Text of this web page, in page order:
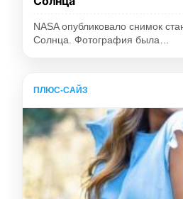
NASA опубликовало снимок
Солнца. Фотография была…
ПЛЮС-САЙЗ